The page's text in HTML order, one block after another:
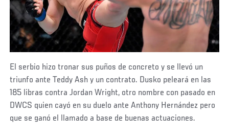
El serbio hizo tronar sus puños de concreto y se llevó un
triunfo ante Teddy Ash y un contrato. Dusko peleará en las
185 libras contra Jordan Wright, otro nombre con pasado en
DWCS quien cayó en su duelo ante Anthony Hernández pero
que se ganó el llamado a base de buenas actuaciones.